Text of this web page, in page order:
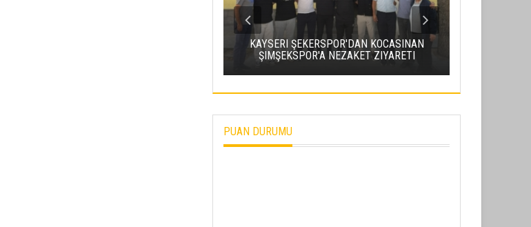
KAYSERI ŞEKERSPOR'DAN KOCASINAN
ŞIMŞEKSPOR'A NEZAKET ZIYARETI
PUAN DURUMU